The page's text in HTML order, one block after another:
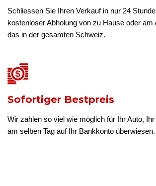
Schliessen Sie Ihren Verkauf in nur 24
kostenloser Abholung von zu Hause oder am
das in der gesamten Schweiz.
Sofortiger Bestpreis
Wir zahlen so viel wie möglich für Ihr Auto,
am selben Tag auf Ihr Bankkonto überwiesen.